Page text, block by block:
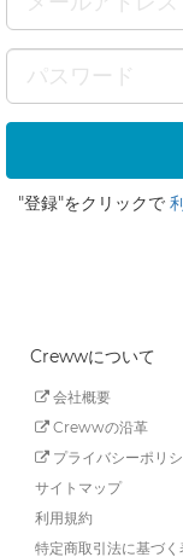
"登録"をクリックで
Crewwについて
会社概要
Crewwの沿革
プライバシーポリ
サイトマップ
利用規約
特定商取引法に基づく